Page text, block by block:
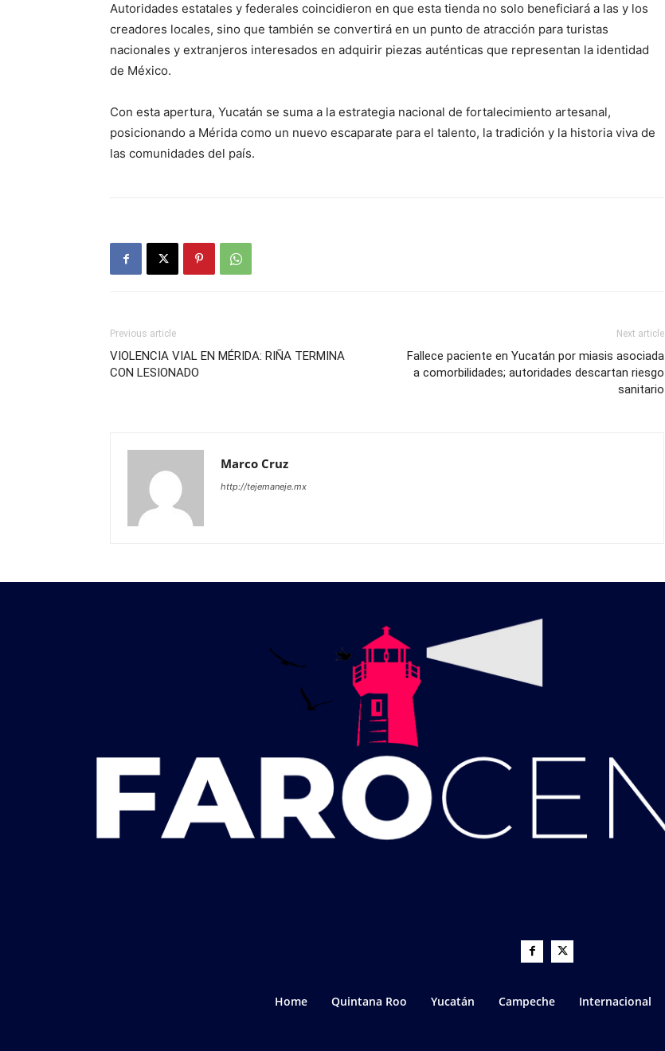
Autoridades estatales y federales coincidieron en que esta tienda no solo beneficiará a las y los
creadores locales, sino que también se convertirá en un punto de atracción para turistas
nacionales y extranjeros interesados en adquirir piezas auténticas que representan la identidad
de México.
Con esta apertura, Yucatán se suma a la estrategia nacional de fortalecimiento artesanal,
posicionando a Mérida como un nuevo escaparate para el talento, la tradición y la historia viva de
las comunidades del país.
Previous article
VIOLENCIA VIAL EN MÉRIDA: RIÑA TERMINA
CON LESIONADO
Next article
Fallece paciente en Yucatán por miasis asociada
a comorbilidades; autoridades descartan riesgo
sanitario
Marco Cruz
http://tejemaneje.mx
Home Quintana Roo Yucatán Campeche Internacional